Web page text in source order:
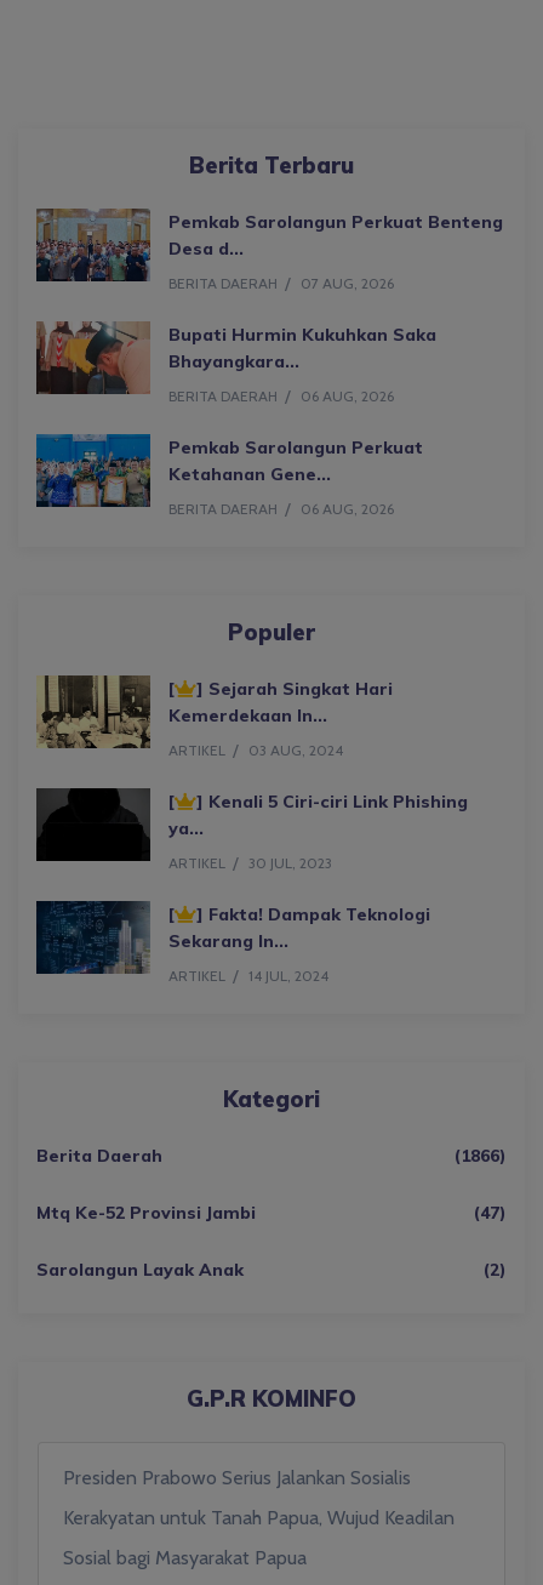
Berita Terbaru
Pemkab Sarolangun Perkuat Benteng
Desa d...
BERITA DAERAH 07 AUG, 2026
Bupati Hurmin Kukuhkan Saka
Bhayangkara...
BERITA DAERAH 06 AUG, 2026
Pemkab Sarolangun Perkuat
Ketahanan Gene...
BERITA DAERAH 06 AUG, 2026
Populer
[
] Sejarah Singkat Hari
Kemerdekaan In...
ARTIKEL 03 AUG, 2024
[
] Kenali 5 Ciri-ciri Link Phishing
ya...
ARTIKEL 30 JUL, 2023
[
] Fakta! Dampak Teknologi
Sekarang In...
ARTIKEL 14 JUL, 2024
Kategori
Berita Daerah (1866)
Mtq Ke-52 Provinsi Jambi (47)
Sarolangun Layak Anak (2)
G.P.R KOMINFO
Presiden Prabowo Serius Jalankan Sosialis
Kerakyatan untuk Tanah Papua, Wujud Keadilan
Sosial bagi Masyarakat Papua